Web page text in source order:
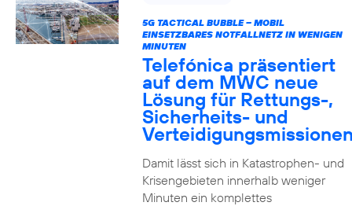
5G TACTICAL BUBBLE – MOBIL
EINSETZBARES NOTFALLNETZ IN WENIGEN
MINUTEN
Telefónica präsentiert
auf dem MWC neue
Lösung für Rettungs-,
Sicherheits- und
Damit lässt sich in Katastrophen- und
Krisengebieten innerhalb weniger
Minuten ein komplettes